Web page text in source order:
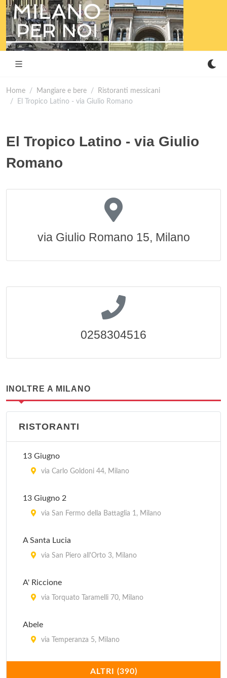
Home Mangiare e bere
Ristoranti messicani
El Tropico Latino - via Giulio Romano
El Tropico Latino - via Giulio
Romano
via Giulio Romano 15, Milano
0258304516
INOLTRE A MILANO
RISTORANTI
13 Giugno
via Carlo Goldoni 44, Milano
13 Giugno 2
via San Fermo della Battaglia 1, Milano
A Santa Lucia
via San Piero all'Orto 3, Milano
A' Riccione
via Torquato Taramelli 70, Milano
Abele
via Temperanza 5, Milano
ALTRI (390)